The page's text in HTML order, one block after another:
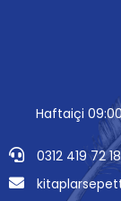
Haftaiçi
0312 419 72 18